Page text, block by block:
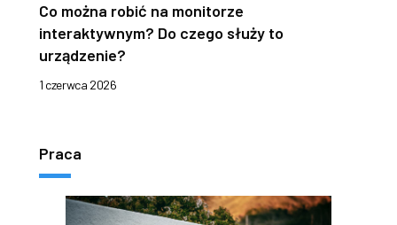
Co można robić na monitorze
interaktywnym? Do czego służy to
urządzenie?
1 czerwca 2026
Praca